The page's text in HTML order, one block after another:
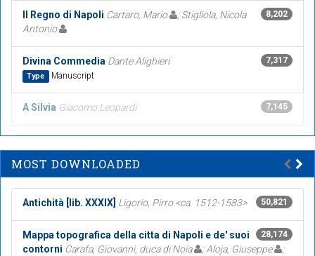
8,202
Il Regno di Napoli Cartaro, Mario
; Stigliola, Nicola
Antonio
7,317
Divina Commedia Dante Alighieri
Type Manuscript
7,145
A Silvia Giacomo Leopardi
MOST DOWNLOADED
50,821
Antichità [lib. XXXIX] Ligorio, Pirro <ca. 1512-1583>
28,174
Mappa topografica della citta di Napoli e de' suoi
contorni Carafa, Giovanni, duca di Noia ; Aloja, Giuseppe
;